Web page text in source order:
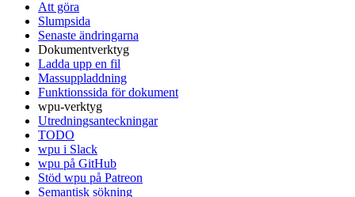
Att göra
Slumpsida
Senaste ändringarna
Dokumentverktyg
Ladda upp en fil
Massuppladdning
Funktionssida för dokument
wpu-verktyg
Utredningsanteckningar
TODO
wpu i Slack
wpu på GitHub
Stöd wpu på Patreon
Semantisk sökning